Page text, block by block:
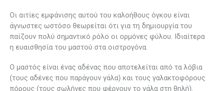
Οι αιτίες εμφάνισης αυτού του καλοήθους όγκου είναι
άγνωστες ωστόσο θεωρείται ότι για τη δημιουργία του
παίζουν πολύ σημαντικό ρόλο οι ορμόνες φύλου. Ιδιαίτερα
η ευαισθησία του μαστού στα οιστρογόνα.
Ο μαστός είναι ένας αδένας που αποτελείται από τα λόβια
(τους αδένες που παράγουν γάλα) και τους γαλακτοφόρους
πόρους (τους σωλήνες που φέρνουν το γάλα στη θηλή).